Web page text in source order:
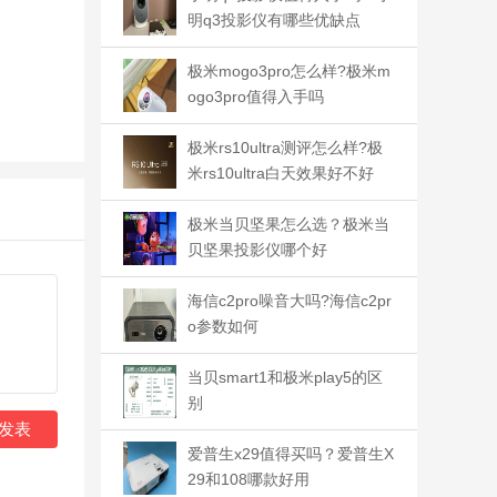
表
明q3投影仪有哪些优缺点
极米mogo3pro怎么样?极米m
ogo3pro值得入手吗
极米rs10ultra测评怎么样?极
米rs10ultra白天效果好不好
极米当贝坚果怎么选？极米当
贝坚果投影仪哪个好
海信c2pro噪音大吗?海信c2pr
o参数如何
当贝smart1和极米play5的区
别
爱普生x29值得买吗？爱普生X
29和108哪款好用